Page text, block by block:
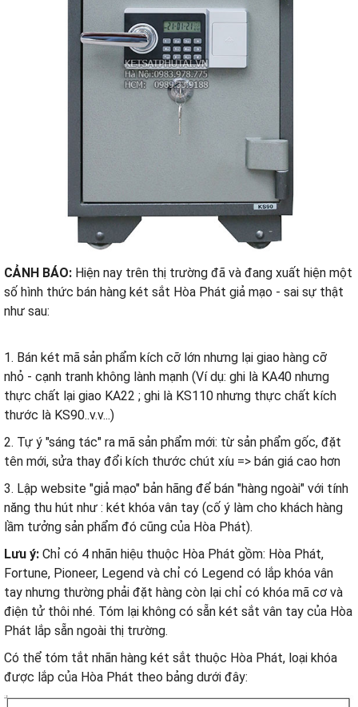
CẢNH BÁO: Hiện nay trên thị trường đã và đang xuất hiện một
số hình thức bán hàng két sắt Hòa Phát giả mạo - sai sự thật
như sau:
1. Bán két mã sản phẩm kích cỡ lớn nhưng lại giao hàng cỡ
nhỏ - cạnh tranh không lành mạnh (Ví dụ: ghi là KA40 nhưng
thực chất lại giao KA22 ; ghi là KS110 nhưng thực chất kích
thước là KS90..v.v...)
2. Tự ý "sáng tác" ra mã sản phẩm mới: từ sản phẩm gốc, đặt
tên mới, sửa thay đổi kích thước chút xíu => bán giá cao hơn
3. Lập website "giả mạo" bản hãng để bán "hàng ngoài" với tính
năng thu hút như : két khóa vân tay (cố ý làm cho khách hàng
lầm tưởng sản phẩm đó cũng của Hòa Phát).
Lưu ý: Chỉ có 4 nhãn hiệu thuộc Hòa Phát gồm: Hòa Phát,
Fortune, Pioneer, Legend và chỉ có Legend có lắp khóa vân
tay nhưng thường phải đặt hàng còn lại chỉ có khóa mã cơ và
điện tử thôi nhé. Tóm lại không có sẵn két sắt vân tay của Hòa
Phát lắp sẵn ngoài thị trường.
Có thể tóm tắt nhãn hàng két sắt thuộc Hòa Phát, loại khóa
được lắp của Hòa Phát theo bảng dưới đây: